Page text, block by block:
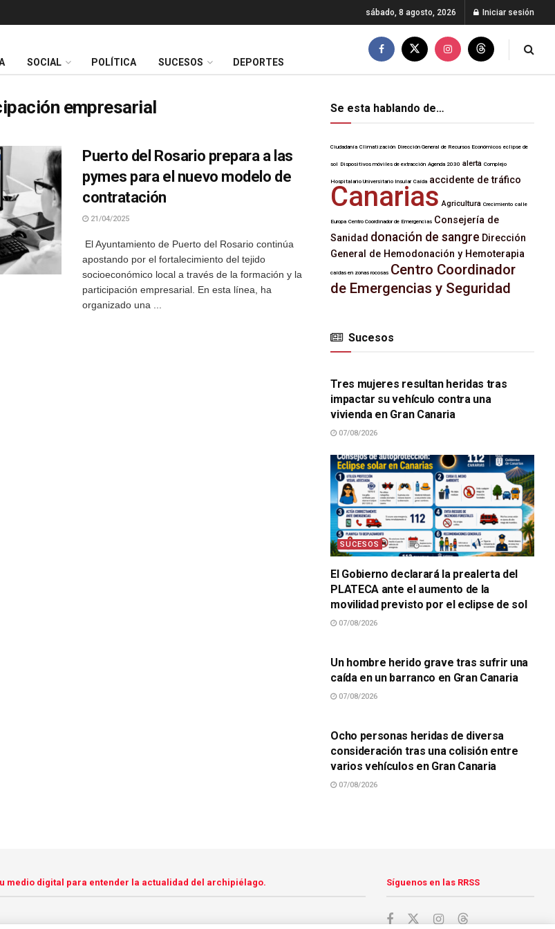
sábado, 8 agosto, 2026 Iniciar sesión
SOCIAL POLÍTICA SUCESOS DEPORTES
empresarial
Puerto del Rosario prepara a las
pymes para el nuevo modelo de
contratación
21/04/2025
El Ayuntamiento de Puerto del Rosario continúa
apostando por el fortalecimiento del tejido
socioeconómico local a través de la formación y la
participación empresarial. En esta línea, ha
organizado una ...
Se esta hablando de…
Ciudadanía Climatización Dirección General de Recursos Económicos eclipse de
sol Dispositivos móviles de extracción Agenda 2030 alerta Complejo
Hospitalario Universitario Insular Caída accidente de tráfico
Canarias Agricultura Crecimiento calle
Europa Centro Coordinador de Emergencias Consejería de
Sanidad donación de sangre Dirección
General de Hemodonación y Hemoterapia
caídas en zonas rocosas Centro Coordinador
de Emergencias y Seguridad
Sucesos
SUCESOS
Tres mujeres resultan heridas tras
impactar su vehículo contra una
vivienda en Gran Canaria
07/08/2026
SUCESOS
El Gobierno declarará la prealerta del
PLATECA ante el aumento de la
movilidad previsto por el eclipse de sol
07/08/2026
Un hombre herido grave tras sufrir una
caída en un barranco en Gran Canaria
07/08/2026
Ocho personas heridas de diversa
consideración tras una colisión entre
varios vehículos en Gran Canaria
07/08/2026
medio digital para entender la actualidad del archipiélago. Síguenos en las RRSS